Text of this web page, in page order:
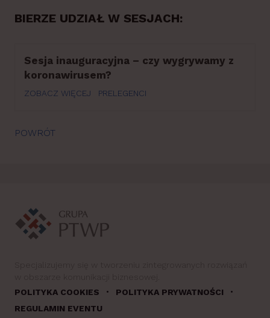
BIERZE UDZIAŁ W SESJACH:
Sesja inauguracyjna – czy wygrywamy z
koronawirusem?
ZOBACZ WIĘCEJ PRELEGENCI
POWRÓT
POLITYKA COOKIES
• POLITYKA PRYWATNOŚCI •
REGULAMIN EVENTU